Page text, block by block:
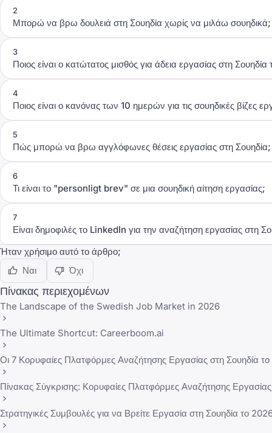
2
Μπορώ να βρω δουλειά στη Σουηδία χωρίς να μιλάω σουηδικά;
3
Ποιος είναι ο κατώτατος μισθός για άδεια εργασίας στη
4
Ποιος είναι ο κανόνας των 10 ημερών για τις σουηδικές βίζες
5
Πώς μπορώ να βρω αγγλόφωνες θέσεις εργασίας στη Σουηδία;
6
Τι είναι το "personligt brev" σε μια σουηδική αίτηση εργασίας;
7
Είναι δημοφιλές το LinkedIn για την αναζήτηση εργασίας στη
Ήταν χρήσιμο αυτό το άρθρο;
Ναι
Όχι
Πίνακας περιεχομένων
The Landscape of the Swedish Job Market in 2026
The Ultimate Shortcut: Careerboom.ai
Οι 7 Κορυφαίες Πλατφόρμες Αναζήτησης Εργασίας στη Σουηδία
Πίνακας Σύγκρισης: Κορυφαίες Πλατφόρμες Αναζήτησης
Στρατηγικές Συμβουλές για να Βρείτε Εργασία στη Σουηδία το